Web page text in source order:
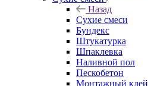
Назад
Сухие смеси
Бундекс
Штукатурка
Шпаклевка
Наливной пол
Пескобетон
Монтажный клей